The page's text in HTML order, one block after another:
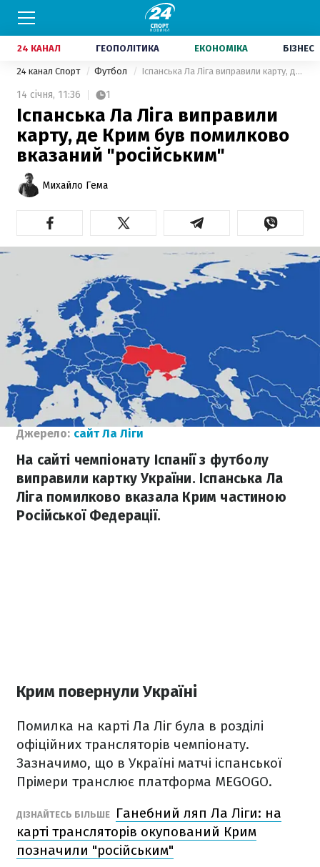
24 КАНАЛ ГЕОПОЛІТИКА ЕКОНОМІКА БІЗНЕС
24 канал Спорт Футбол Іспанська Ла Ліга виправили карту, де Крим був помилково вказаний "російським"
14 січня, 11:36 1
Іспанська Ла Ліга виправили
карту, де Крим був помилково
вказаний "російським"
Михайло Гема
Джерело: сайт Ла Ліги
На сайті чемпіонату Іспанії з футболу
виправили картку України. Іспанська Ла
Ліга помилково вказала Крим частиною
Російської Федерації.
Крим повернули Україні
Помилка на карті Ла Ліг була в розділі
офіційних трансляторів чемпіонату.
Зазначимо, що в Україні матчі іспанської
Прімери транслює платформа MEGOGO.
ДІЗНАЙТЕСЬ БІЛЬШЕ
Ганебний ляп Ла Ліги: на
карті трансляторів окупований Крим
позначили "російським"